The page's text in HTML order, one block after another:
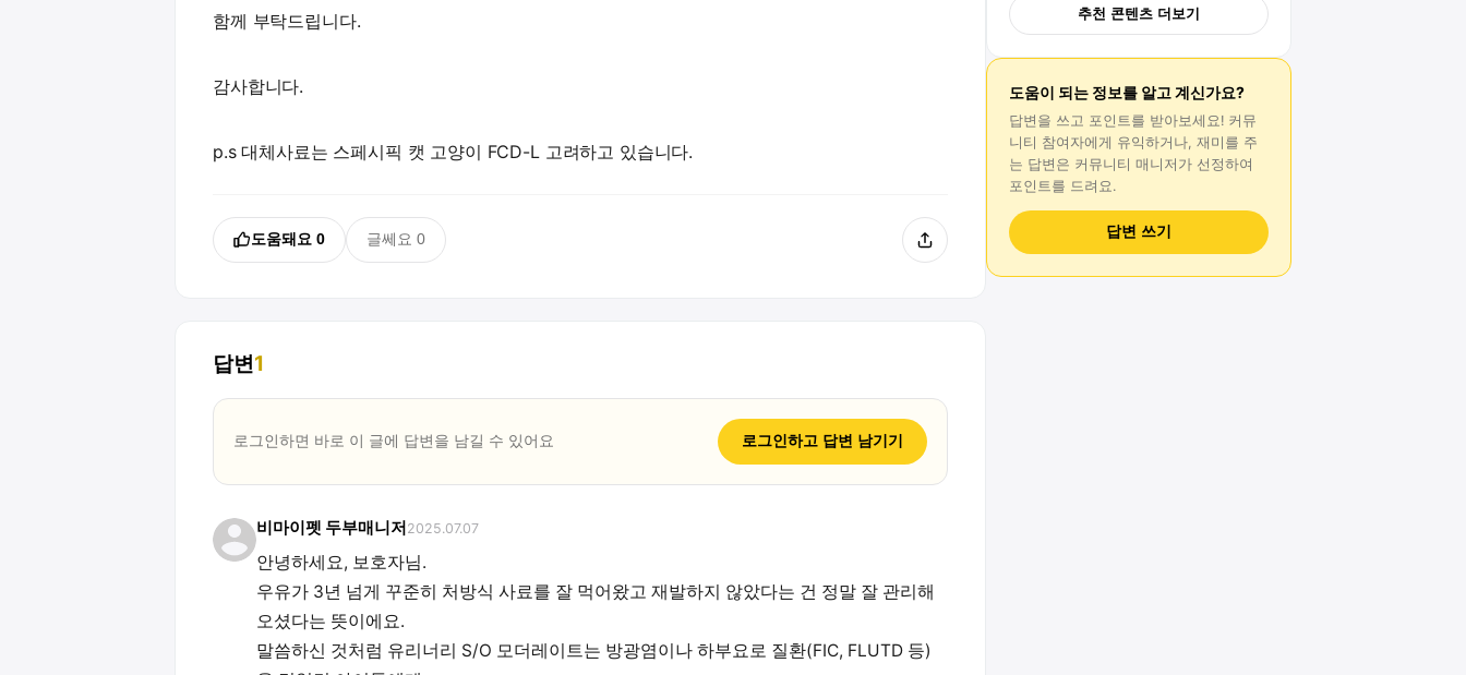
함께 부탁드립니다.
감사합니다.
p.s 대체사료는 스페시픽 캣 고양이 FCD-L 고려하고 있습니다.
도움돼요 0 글쎄요 0
답변1
로그인하면 바로 이 글에 답변을 남길 수 있어요 로그인하고 답변 남기기
비마이펫 두부매니저 2025.07.07
안녕하세요, 보호자님.
우유가 3년 넘게 꾸준히 처방식 사료를 잘 먹어왔고 재발하지 않았다는 건 정말 잘 관리해
오셨다는 뜻이에요.
말씀하신 것처럼 유리너리 S/O 모더레이트는 방광염이나 하부요로 질환(FIC, FLUTD 등)
추천 콘텐츠 더보기
도움이 되는 정보를 알고 계신가요?
답변 을 쓰고 포인트를 받아보세요! 커뮤
니티 참여자에게 유익하거나, 재미를 주
는 답변 은 커뮤니티 매니저가 선정하여
포인트를 드려요.
답변 쓰기